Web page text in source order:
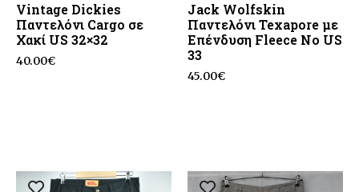
Vintage Dickies
Παντελόνι Cargo σε
Χακί US 32×32
40.00€
Jack Wolfskin
Παντελόνι Texapore με
Επένδυση Fleece No US
33
45.00€